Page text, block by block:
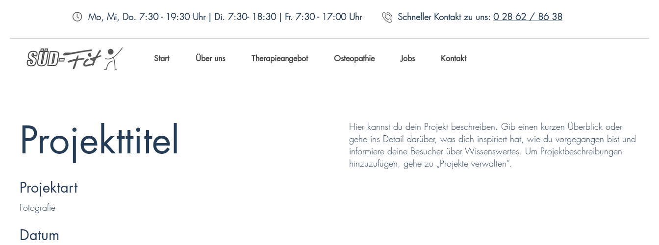
Schneller Kontakt zu uns: 0 28 62 / 86 38
Mo, Mi, Do. 7:30 - 19:30 Uhr | Di. 7:30- 18:30 | Fr. 7:30 - 17:00 Uhr
Start Über uns Therapieangebot Osteopathie Jobs Kontakt
Projekttitel
Projektart
Fotografie
Datum
Hier kannst du dein Projekt beschreiben. Gib einen kurzen Überblick oder
gehe ins Detail darüber, was dich inspiriert hat, wie du vorgegangen bist und
informiere deine Besucher über Wissenswertes. Um Projektbeschreibungen
hinzuzufügen, gehe zu „Projekte verwalten“.